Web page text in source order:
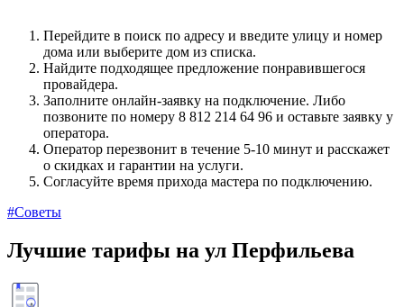
Перейдите в поиск по адресу и введите улицу и номер
дома или выберите дом из списка.
Найдите подходящее предложение понравившегося
провайдера.
Заполните онлайн-заявку на подключение. Либо
позвоните по номеру 8 812 214 64 96 и оставьте заявку у
оператора.
Оператор перезвонит в течение 5-10 минут и расскажет
о скидках и гарантии на услуги.
Согласуйте время прихода мастера по подключению.
#Советы
Лучшие тарифы на ул Перфильева